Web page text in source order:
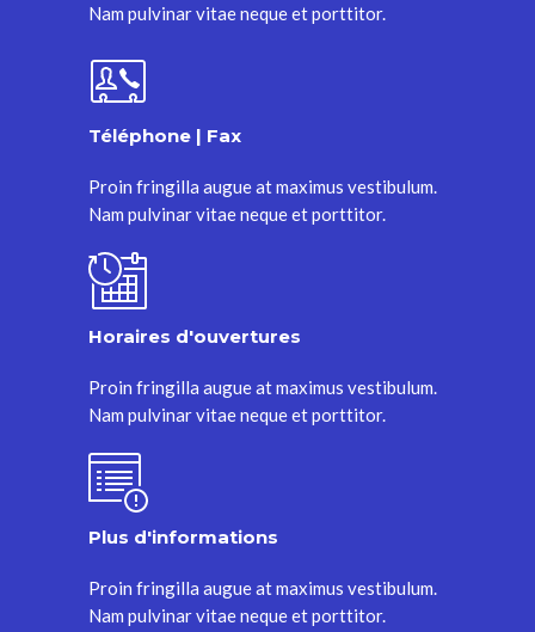
Nam pulvinar vitae neque et porttitor.
Téléphone | Fax
Proin fringilla augue at maximus vestibulum.
Nam pulvinar vitae neque et porttitor.
Horaires d'ouvertures
Proin fringilla augue at maximus vestibulum.
Nam pulvinar vitae neque et porttitor.
Plus d'informations
Proin fringilla augue at maximus vestibulum.
Nam pulvinar vitae neque et porttitor.